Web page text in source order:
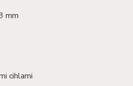
mm
cihlami